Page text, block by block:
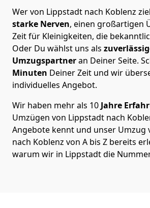
Wer von Lippstadt nach Koblenz
starke Nerven, einen großartigen
Zeit für Kleinigkeiten, die
Oder Du wählst uns als
Umzugspartneran Deiner Seite.
Minuten Deiner Zeit und wir
individuelles Angebot.
Wir haben mehr als 10 Jahre
Umzügen von Lippstadt nach
Angebote kennt und unser Umzug
nach Koblenz von A bis Z bereits
warum wir in Lippstadt die